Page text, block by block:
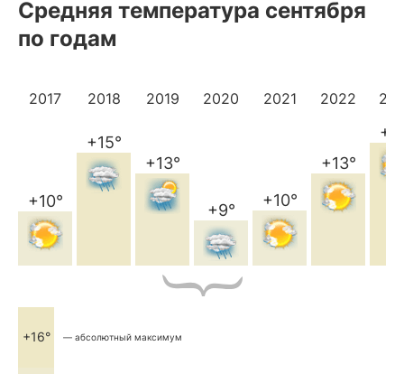
Средняя температура сентября
по годам
2017
+10°
2018
+15°
2019
+13°
2020
+9°
2021
+10°
2022
+13°
+16° — абсолютный максимум